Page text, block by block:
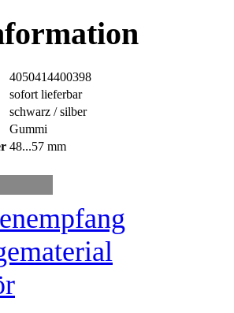
4050414400398
sofort lieferbar
schwarz / silber
Gummi
48...57 mm